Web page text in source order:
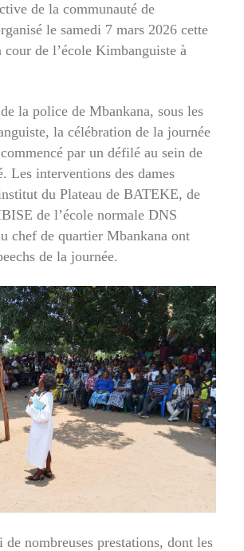
de la communauté de
le samedi 7 mars 2026 cette
de l’école Kimbanguiste à
la police de Mbankana, sous les
la célébration de la journée
par un défilé au sein de
Les interventions des dames
du Plateau de BATEKE, de
de l’école normale DNS
chef de quartier Mbankana ont
de la journée.
de nombreuses prestations, dont les